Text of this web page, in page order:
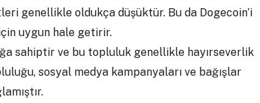
genellikle oldukça düşüktür. Bu da Dogecoin’i
uygun hale getirir.
sahiptir ve bu topluluk genellikle hayırseverlik
sosyal medya kampanyaları ve bağışlar